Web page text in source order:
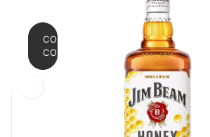
CONTINUAR
COMPRANDO